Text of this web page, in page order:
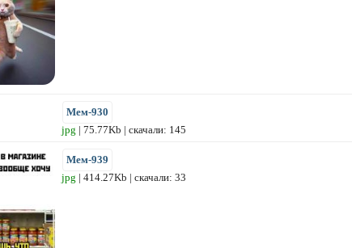
Мем-930
jpg | 75.77Kb | скачали: 145
Мем-939
jpg | 414.27Kb | скачали: 33